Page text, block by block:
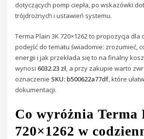
dotyczących pomp ciepła, po wskazówki
trójdrożnych i ustawień systemu.
Terma Plain 3K 720×1262 to propozycja dla
podejść do tematu świadomie: zrozumieć,
energii i jak przekłada się to na finalny
wynosi 6032.23 zł, a przy zakupie warto
oznaczenie SKU: b500622a77df, które
dokumentacji.
Co wyróżnia Terma
720×1262 w